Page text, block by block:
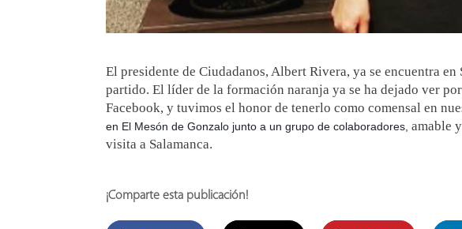
El presidente de Ciudadanos, Albert Rivera, ya se encuentra
partido. El líder de la formación naranja ya se ha dejado ver
Facebook, y tuvimos el honor de tenerlo como comensal en
en El Mesón de Gonzalo junto a un grupo de colaboradores, amable
visita a Salamanca.
¡Comparte esta publicación!